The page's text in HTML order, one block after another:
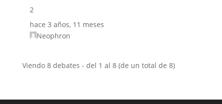
2
hace 3 años, 11 meses
Neophron
Viendo 8 debates - del 1 al 8 (de un total de 8)